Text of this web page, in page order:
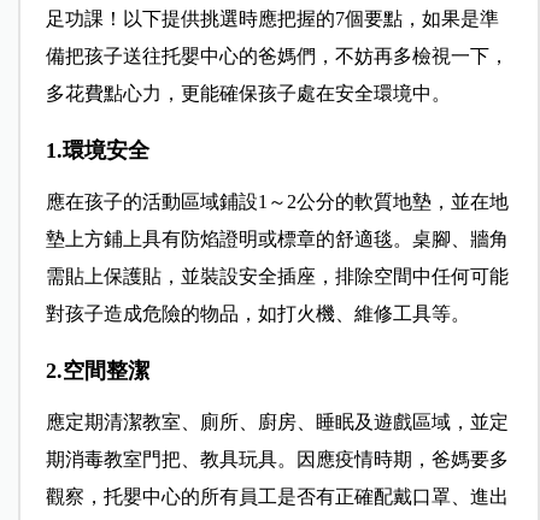
足功課！以下提供挑選時應把握的7個要點，如果是準
備把孩子送往托嬰中心的爸媽們，不妨再多檢視一下，
多花費點心力，更能確保孩子處在安全環境中。
1.環境安全
應在孩子的活動區域鋪設1～2公分的軟質地墊，並在地
墊上方鋪上具有防焰證明或標章的舒適毯。桌腳、牆角
需貼上保護貼，並裝設安全插座，排除空間中任何可能
對孩子造成危險的物品，如打火機、維修工具等。
2.空間整潔
應定期清潔教室、廁所、廚房、睡眠及遊戲區域，並定
期消毒教室門把、教具玩具。因應疫情時期，爸媽要多
觀察，托嬰中心的所有員工是否有正確配戴口罩、進出